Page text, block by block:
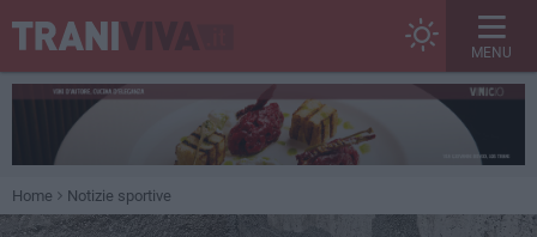
MENU
Home Notizie sportive